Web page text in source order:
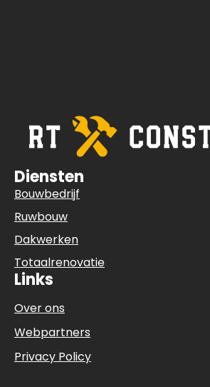
Diensten
Bouwbedrijf
Ruwbouw
Dakwerken
Totaalrenovatie
Links
Over ons
Webpartners
Privacy Policy